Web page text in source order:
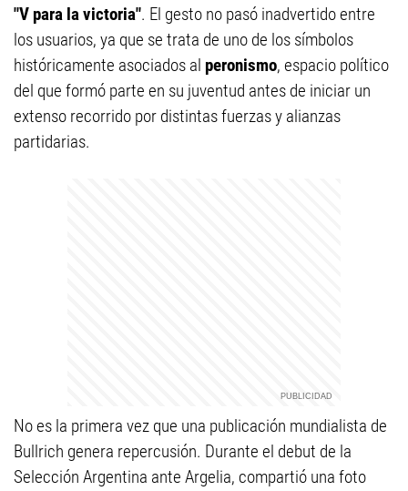
"V para la victoria". El gesto no pasó inadvertido entre
los usuarios, ya que se trata de uno de los símbolos
históricamente asociados al peronismo, espacio político
del que formó parte en su juventud antes de iniciar un
extenso recorrido por distintas fuerzas y alianzas
partidarias.
No es la primera vez que una publicación mundialista de
Bullrich genera repercusión. Durante el debut de la
Selección Argentina ante Argelia, compartió una foto